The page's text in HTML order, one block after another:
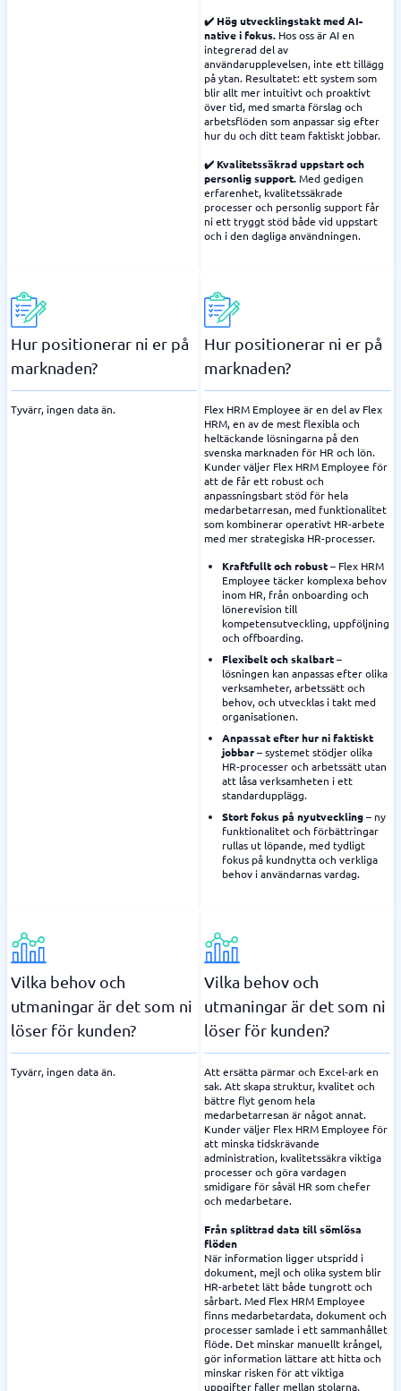
✔️ Hög utvecklingstakt med AI-
native i fokus. Hos oss är AI en
integrerad del av
användarupplevelsen, inte ett tillägg
på ytan. Resultatet: ett system som
blir allt mer intuitivt och proaktivt
över tid, med smarta förslag och
arbetsflöden som anpassar sig efter
hur du och ditt team faktiskt jobbar.
✔️ Kvalitetssäkrad uppstart och
personlig support.Med gedigen
erfarenhet, kvalitetssäkrade
processer och personlig support får
ni ett tryggt stöd både vid uppstart
och i den dagliga användningen.
Hur positionerar ni er på
marknaden?
Tyvärr, ingen data än.
Hur positionerar ni er på
marknaden?
Flex HRM Employee är en del av Flex
HRM, en av de mest flexibla och
heltäckande lösningarna på den
svenska marknaden för HR och lön.
Kunder väljer Flex HRM Employee för
att de får ett robust och
anpassningsbart stöd för hela
medarbetarresan, med funktionalitet
som kombinerar operativt HR-arbete
med mer strategiska HR-processer.
Kraftfullt och robust– Flex HRM
Employee täcker komplexa behov
inom HR, från onboarding och
lönerevision till
kompetensutveckling, uppföljning
och offboarding.
Flexibelt och skalbart–
lösningen kan anpassas efter olika
verksamheter, arbetssätt och
behov, och utvecklas i takt med
organisationen.
Anpassat efter hur ni faktiskt
jobbar– systemet stödjer olika
HR-processer och arbetssätt utan
att låsa verksamheten i ett
standardupplägg.
Stort fokus på nyutveckling– ny
funktionalitet och förbättringar
rullas ut löpande, med tydligt
fokus på kundnytta och verkliga
behov i användarnas vardag.
Vilka behov och
utmaningar är det som ni
löser för kunden?
Tyvärr, ingen data än.
Vilka behov och
utmaningar är det som ni
löser för kunden?
Att ersätta pärmar och Excel-ark en
sak. Att skapa struktur, kvalitet och
bättre flyt genom hela
medarbetarresan är något annat.
Kunder väljer Flex HRM Employee för
att minska tidskrävande
administration, kvalitetssäkra viktiga
processer och göra vardagen
smidigare för såväl HR som chefer
och medarbetare.
Från splittrad data till sömlösa
flöden
När information ligger utspridd i
dokument, mejl och olika system blir
HR-arbetet lätt både tungrott och
sårbart. Med Flex HRM Employee
finns medarbetardata, dokument och
processer samlade i ett sammanhållet
flöde. Det minskar manuellt krångel,
gör information lättare att hitta och
minskar risken för att viktiga
uppgifter faller mellan stolarna.